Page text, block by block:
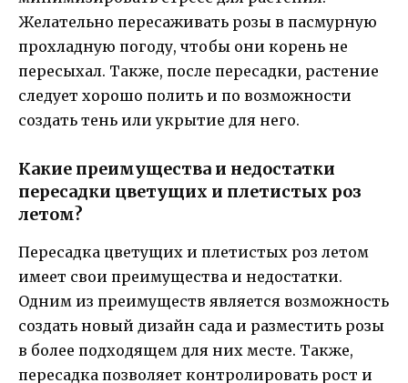
Желательно пересаживать розы в пасмурную
прохладную погоду, чтобы они корень не
пересыхал. Также, после пересадки, растение
следует хорошо полить и по возможности
создать тень или укрытие для него.
Какие преимущества и недостатки
пересадки цветущих и плетистых роз
летом?
Пересадка цветущих и плетистых роз летом
имеет свои преимущества и недостатки.
Одним из преимуществ является возможность
создать новый дизайн сада и разместить розы
в более подходящем для них месте. Также,
пересадка позволяет контролировать рост и